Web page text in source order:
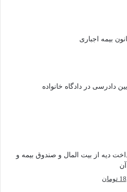
بیمه اجباری
دادرسی در دادگاه خانواده
دیه از بیت المال و صندوق بیمه و
تومان